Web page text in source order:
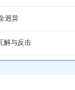
迥异
解与反击